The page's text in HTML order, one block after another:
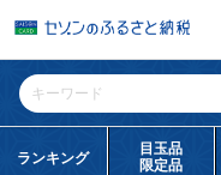
ランキング
目玉品
限定品